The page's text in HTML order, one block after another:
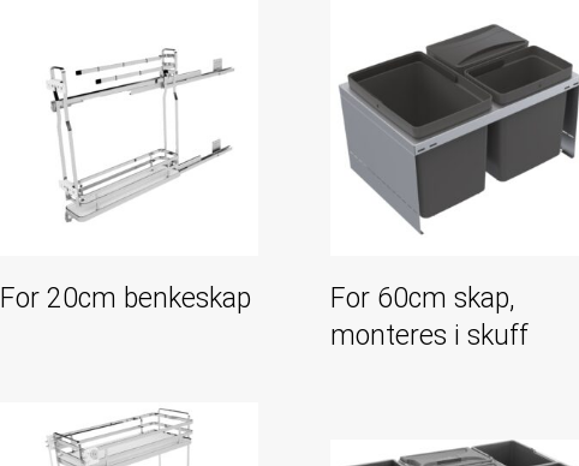
For 20cm benkeskap
For 60cm skap,
monteres i skuff